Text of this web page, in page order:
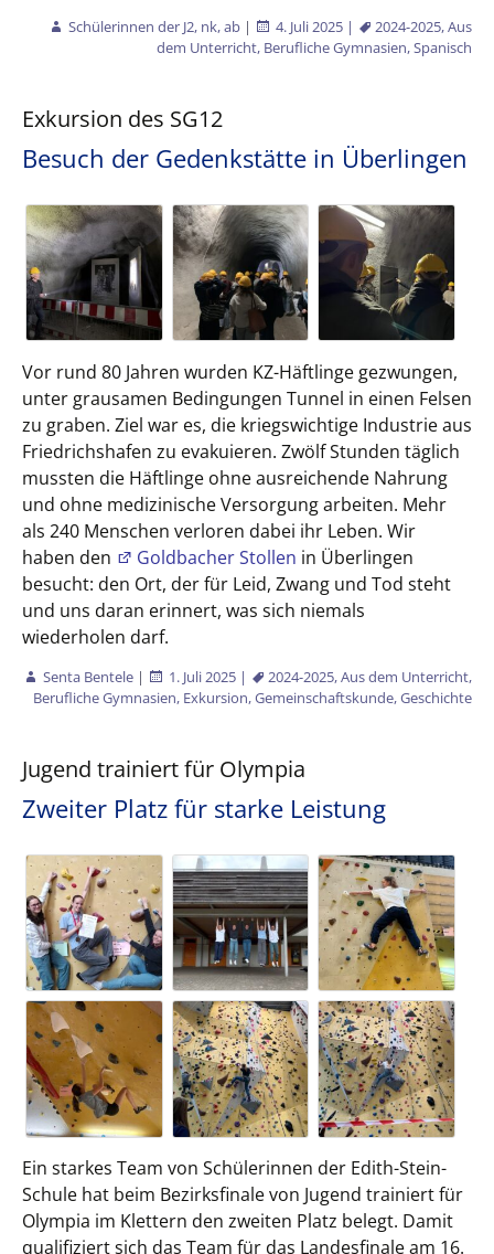
Schülerinnen der J2, nk, ab | 4. Juli 2025 | 2024-2025,Aus
dem Unterricht, Berufliche Gymnasien,Spanisch
Exkursion des SG12
Besuch der Gedenkstätte in Überlingen
Vor rund 80 Jahren wurden KZ-Häftlinge gezwungen,
unter grausamen Bedingungen Tunnel in einen Felsen
zu graben. Ziel war es, die kriegswichtige Industrie aus
Friedrichshafen zu evakuieren. Zwölf Stunden täglich
mussten die Häftlinge ohne ausreichende Nahrung
und ohne medizinische Versorgung arbeiten. Mehr
als 240 Menschen verloren dabei ihr Leben. Wir
haben den
Goldbacher Stollen in Überlingen
besucht: den Ort, der für Leid, Zwang und Tod steht
und uns daran erinnert, was sich niemals
wiederholen darf.
Senta Bentele | 1. Juli 2025 | 2024-2025,Aus dem Unterricht,
Berufliche Gymnasien, Exkursion,Gemeinschaftskunde,Geschichte
Jugend trainiert für Olympia
Zweiter Platz für starke Leistung
Ein starkes Team von Schülerinnen der Edith-Stein-
Schule hat beim Bezirksfinale von Jugend trainiert für
Olympia im Klettern den zweiten Platz belegt. Damit
qualifiziert sich das Team für das Landesfinale am 16.